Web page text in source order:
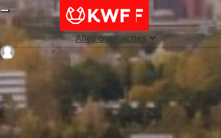
Alles over acties
Login